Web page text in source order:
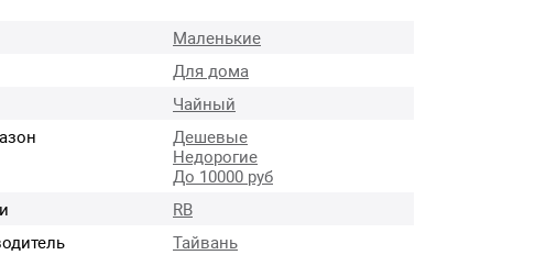
Маленькие
Для дома
Чайный
Дешевые
Недорогие
До 10000 руб
RB
Тайвань